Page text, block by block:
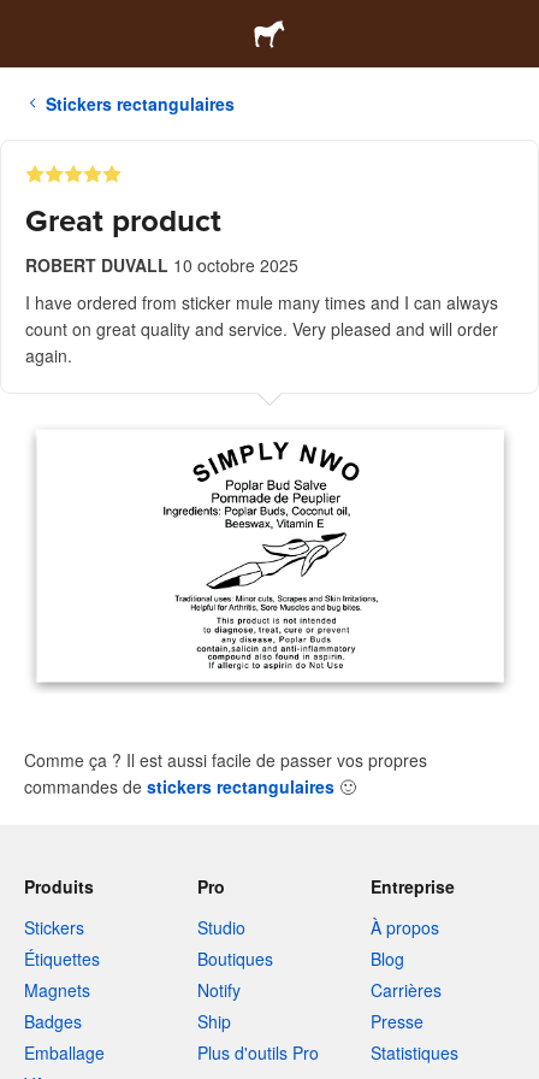
Stickers rectangulaires
Great product
ROBERT DUVALL 10 octobre 2025
I have ordered from sticker mule many times and I can always
count on great quality and service. Very pleased and will order
again.
Comme ça ? Il est aussi facile de passer vos propres
commandes de stickers rectangulaires 🙂
Produits
Stickers
Étiquettes
Magnets
Badges
Emballage
Pro
Studio
Boutiques
Notify
Ship
Plus d'outils Pro
Entreprise
À propos
Blog
Carrières
Presse
Statistiques